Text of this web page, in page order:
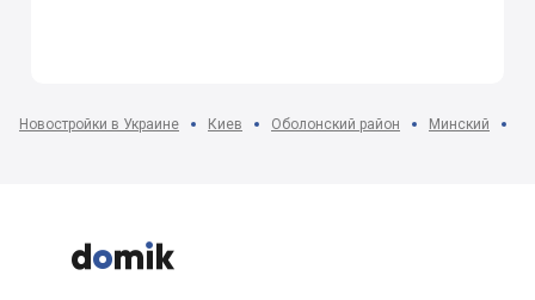
Новостройки в Украине Киев Оболонский район Минский


